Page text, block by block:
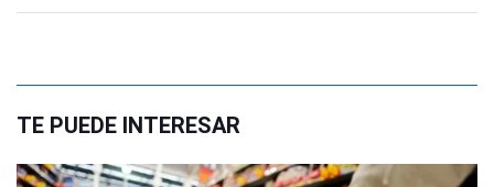
TE PUEDE INTERESAR